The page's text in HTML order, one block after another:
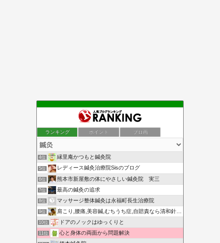
ランキング ポイント ブロ画
4位 縁里庵かつもと鍼灸院
5位 レディース鍼灸治療院Sisのブログ
6位 熊本市新屋敷の体にやさしい鍼灸院 実三
7位 最高の鍼灸の追求
8位 マッサージ整体鍼灸は永福町長生治療院
9位 肩こり,腰痛,美容鍼,むちうち症,自賠責なら清和針灸接骨院
10位 ドアのノックはゆっくりと
11位 心と身体の両面から問題解決